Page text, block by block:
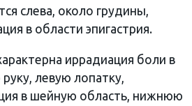
слева, около грудины,
в области эпигастрия.
иррадиация боли в
левую лопатку,
в шейную область, нижнюю